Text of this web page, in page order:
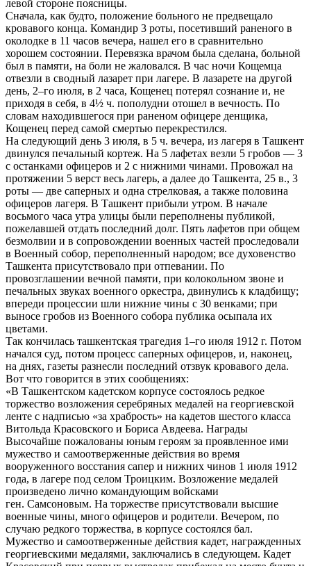
левой стороне поясницы.
Сначала, как будто, положение больного не предвещало
кровавого конца. Командир 3 роты, посетивший раненого в
околодке в 11 часов вечера, нашел его в сравнительно
хорошем состоянии. Перевязка врачом была сделана, больной
был в памяти, на боли не жаловался. В час ночи Кощемца
отвезли в сводный лазарет при лагере. В лазарете на другой
день, 2–го июля, в 2 часа, Кощенец потерял сознание и, не
приходя в себя, в 4½ ч. пополудни отошел в вечность. По
словам находившегося при раненом офицере денщика,
Кощенец перед самой смертью перекрестился.
На следующий день 3 июля, в 5 ч. вечера, из лагеря в Ташкент
двинулся печальный кортеж. На 5 лафетах везли 5 гробов — 3
с останками офицеров и 2 с нижними чинами. Провожал на
протяжении 5 верст весь лагерь, а далее до Ташкента, 25 в., 3
роты — две саперных и одна стрелковая, а также половина
офицеров лагеря. В Ташкент прибыли утром. В начале
восьмого часа утра улицы были переполнены публикой,
пожелавшей отдать последний долг. Пять лафетов при общем
безмолвии и в сопровождении военных частей проследовали
в Военный собор, переполненный народом; все духовенство
Ташкента присутствовало при отпевании. По
провозглашении вечной памяти, при колокольном звоне и
печальных звуках военного оркестра, двинулись к кладбищу;
впереди процессии шли нижние чины с 30 венками; при
выносе гробов из Военного собора публика осыпала их
цветами.
Так кончилась ташкентская трагедия 1–го июля 1912 г. Потом
начался суд, потом процесс саперных офицеров, и, наконец,
на днях, газеты разнесли последний отзвук кровавого дела.
Вот что говорится в этих сообщениях:
«В Ташкентском кадетском корпусе состоялось редкое
торжество возложения серебряных медалей на георгиевской
ленте с надписью «за храбрость» на кадетов шестого класса
Витольда Красовского и Бориса Авдеева. Награды
Высочайше пожалованы юным героям за проявленное ими
мужество и самоотверженные действия во время
вооруженного восстания сапер и нижних чинов 1 июля 1912
года, в лагере под селом Троицким. Возложение медалей
произведено лично командующим войсками
ген. Самсоновым. На торжестве присутствовали высшие
военные чины, много офицеров и родители. Вечером, по
случаю редкого торжества, в корпусе состоялся бал.
Мужество и самоотверженные действия кадет, награжденных
георгиевскими медалями, заключались в следующем. Кадет